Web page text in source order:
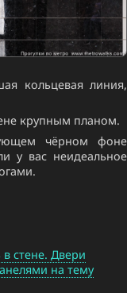
кольцевая линия,
крупным планом.
чёрном фоне
у вас неидеальное
стене. Двери
на тему